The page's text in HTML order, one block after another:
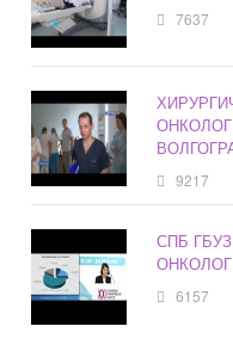
7637
9217
СПБ
6157